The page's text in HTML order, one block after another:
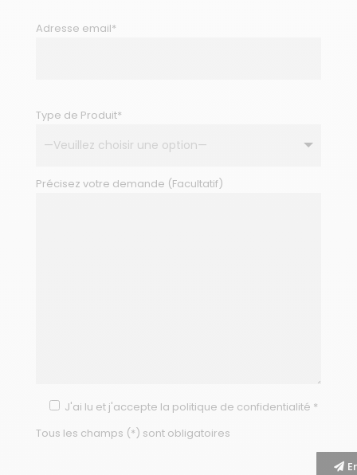
Adresse email*
Type de Produit*
Précisez votre demande (Facultatif)
J'ai lu et j'accepte la politique de confidentialité *
Tous les champs (*) sont obligatoires